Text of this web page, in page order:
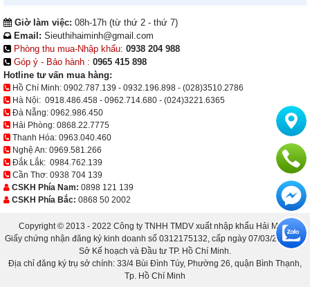
Giờ làm việc: 08h-17h (từ thứ 2 - thứ 7)
Email: Sieuthihaiminh@gmail.com
Phòng thu mua-Nhập khẩu: 0938 204 988
Góp ý - Bảo hành : 0965 415 898
Hotline tư vấn mua hàng:
Hồ Chí Minh: 0902.787.139 - 0932.196.898 - (028)3510.2786
Hà Nội: 0918.486.458 - 0962.714.680 - (024)3221.6365
Đà Nẵng: 0962.986.450
Hải Phòng: 0868.22.7775
Thanh Hóa: 0963.040.460
Nghệ An: 0969.581.266
Đắk Lắk: 0984.762.139
Cần Thơ: 0938 704 139
CSKH Phía Nam: 0898 121 139
CSKH Phía Bắc: 0868 50 2002
Copyright © 2013 - 2022 Công ty TNHH TMDV xuất nhập khẩu Hải Minh.
Giấy chứng nhận đăng ký kinh doanh số 0312175132, cấp ngày 07/03/2013 bởi
Sở Kế hoạch và Đầu tư TP. Hồ Chí Minh.
Địa chỉ đăng ký trụ sở chính: 33/4 Bùi Đình Túy, Phường 26, quận Bình Thạnh,
Tp. Hồ Chí Minh